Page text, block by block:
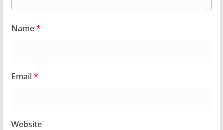
Name*
Email*
Website